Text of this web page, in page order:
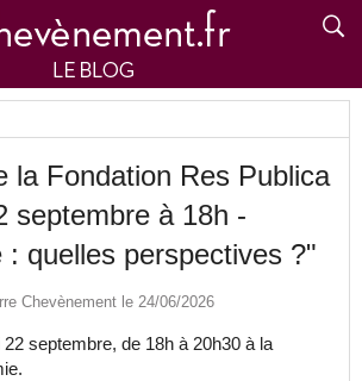
la Fondation Res Publica
septembre à 18h -
: quelles perspectives ?"
Chevènement le 24/06/2026
septembre, de 18h à 20h30 à la